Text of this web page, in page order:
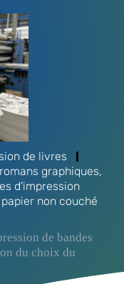
de livres
graphiques,
d'impression
papier non couché
de bandes
du choix du